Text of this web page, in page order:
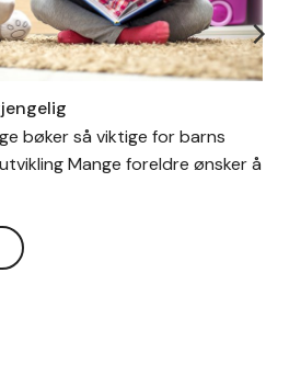
bøker så viktige for barns
Mange foreldre ønsker å